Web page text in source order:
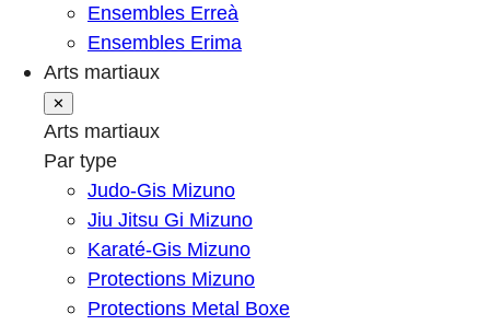
Ensembles Erreà
Ensembles Erima
Arts martiaux
✕
Arts martiaux
Par type
Judo-Gis Mizuno
Jiu Jitsu Gi Mizuno
Karaté-Gis Mizuno
Protections Mizuno
Protections Metal Boxe